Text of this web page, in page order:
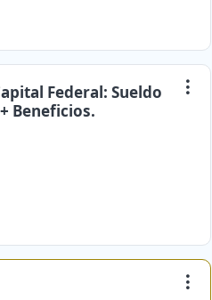
Federal: Sueldo
Beneficios.